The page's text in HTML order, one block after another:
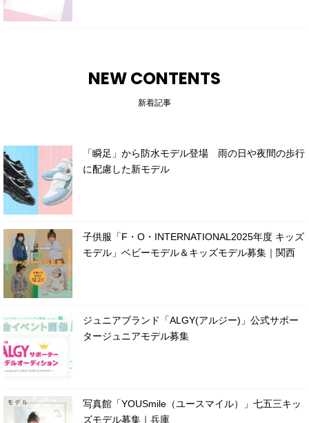
NEW CONTENTS
新着記事
「瞬足」から防水モデル登場 雨の日や夜間の歩行
に配慮した新モデル
子供服「F・O・INTERNATIONAL2025年度 キッズ
モデル」ベビーモデル＆キッズモデル募集｜関西
ジュニアブランド「ALGY(アルジー)」公式サポー
タージュニアモデル募集
写真館「YOUSmile（ユースマイル）」七五三キッ
ズモデル募集｜兵庫